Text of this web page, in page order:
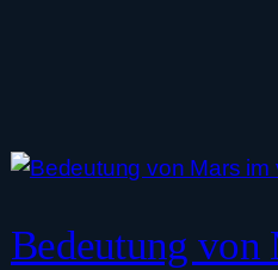
Bedeutung von